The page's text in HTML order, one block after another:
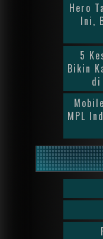
Hero
Ini,
5
Bikin
di
MPL